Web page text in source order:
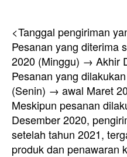
<Tanggal pengiriman
Pesanan yang diterima
2020 (Minggu) → Akhir
Pesanan yang
(Senin) → awal Maret
Meskipun pesanan
Desember 2020,
setelah tahun 2021,
produk dan penawaran